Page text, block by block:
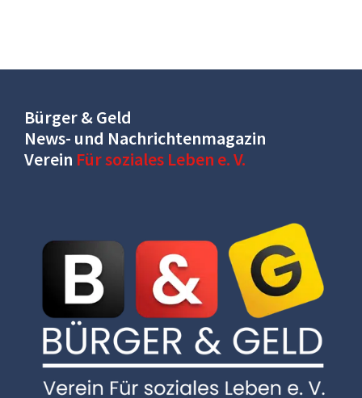
Bürger & Geld
News- und Nachrichtenmagazin
Verein Für soziales Leben e. V.